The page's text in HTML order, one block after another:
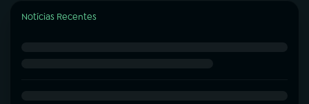
Notícias Recentes